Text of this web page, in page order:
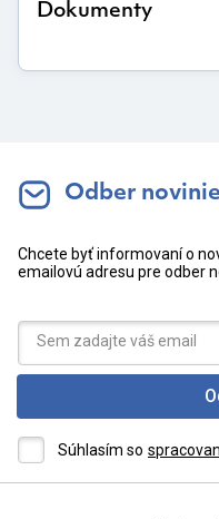
Dokumenty
Odber
Chcete byť informovaní o
emailovú adresu pre odber
Súhlasím so